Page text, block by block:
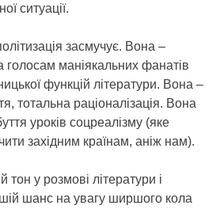
ситуації.
засмучує. Вона –
голосам маніякальних фанатів
функцій літератури. Вона –
тотальна раціоналізація. Вона
уроків соцреалізму (яке
західним країнам, аніж нам).
тон у розмові літератури і
шанс на увагу ширшого кола